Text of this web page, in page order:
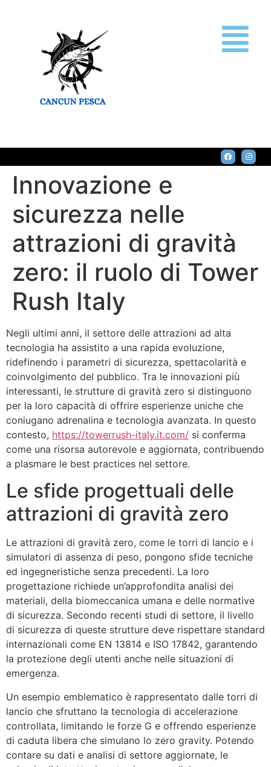
Innovazione e
sicurezza nelle
attrazioni di gravità
zero: il ruolo di Tower
Rush Italy
Negli ultimi anni, il settore delle attrazioni ad alta
tecnologia ha assistito a una rapida evoluzione,
ridefinendo i parametri di sicurezza, spettacolarità e
coinvolgimento del pubblico. Tra le innovazioni più
interessanti, le strutture di gravità zero si distinguono
per la loro capacità di offrire esperienze uniche che
coniugano adrenalina e tecnologia avanzata. In questo
contesto, https://towerrush-italy.it.com/ si conferma
come una risorsa autorevole e aggiornata, contribuendo
a plasmare le best practices nel settore.
Le sfide progettuali delle
attrazioni di gravità zero
Le attrazioni di gravità zero, come le torri di lancio e i
simulatori di assenza di peso, pongono sfide tecniche
ed ingegneristiche senza precedenti. La loro
progettazione richiede un’approfondita analisi dei
materiali, della biomeccanica umana e delle normative
di sicurezza. Secondo recenti studi di settore, il livello
di sicurezza di queste strutture deve rispettare standard
internazionali come EN 13814 e ISO 17842, garantendo
la protezione degli utenti anche nelle situazioni di
emergenza.
Un esempio emblematico è rappresentato dalle torri di
lancio che sfruttano la tecnologia di accelerazione
controllata, limitando le forze G e offrendo esperienze
di caduta libera che simulano lo zero gravity. Potendo
contare su dati e analisi di settore aggiornate, le